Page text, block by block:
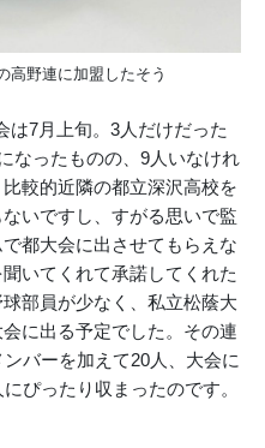
高野連に加盟したそう
は7月上旬。3人だけだった
なったものの、9人いなけれ
較的近隣の都立深沢高校を
いですし、すがる思いで監
都大会に出させてもらえな
いてくれて承諾してくれた
部員が少なく、私立松蔭大
に出る予定でした。その連
バーを加えて20人、大会に
ぴったり収まったのです。